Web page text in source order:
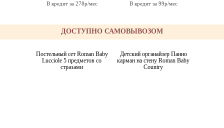
В кредит за 278р/мес В кредит за 99р/мес
ДОСТУПНО САМОВЫВОЗОМ
Постельный сет Roman Baby
Lucciole 5 предметов со
стразами
Детский органайзер Панно
карман на стену Roman Baby
Country